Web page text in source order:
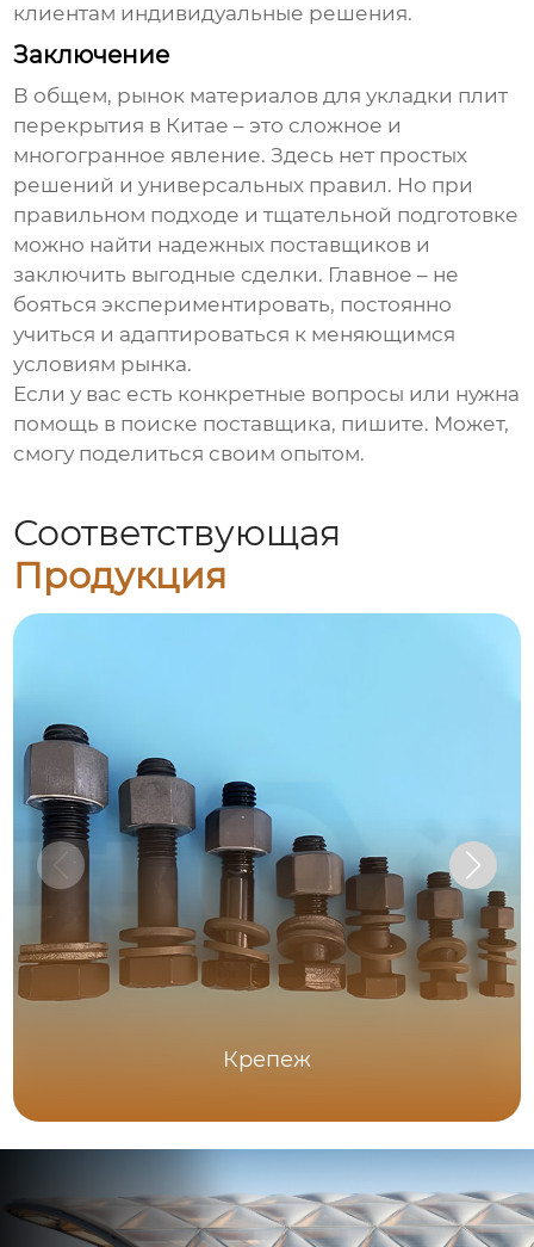
клиентам индивидуальные решения.
Заключение
В общем, рынок материалов для укладки плит
перекрытия в Китае – это сложное и
многогранное явление. Здесь нет простых
решений и универсальных правил. Но при
правильном подходе и тщательной подготовке
можно найти надежных поставщиков и
заключить выгодные сделки. Главное – не
бояться экспериментировать, постоянно
учиться и адаптироваться к меняющимся
условиям рынка.
Если у вас есть конкретные вопросы или нужна
помощь в поиске поставщика, пишите. Может,
смогу поделиться своим опытом.
Соответствующая
Продукция
Крепеж